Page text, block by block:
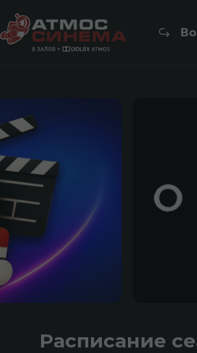
Расписание